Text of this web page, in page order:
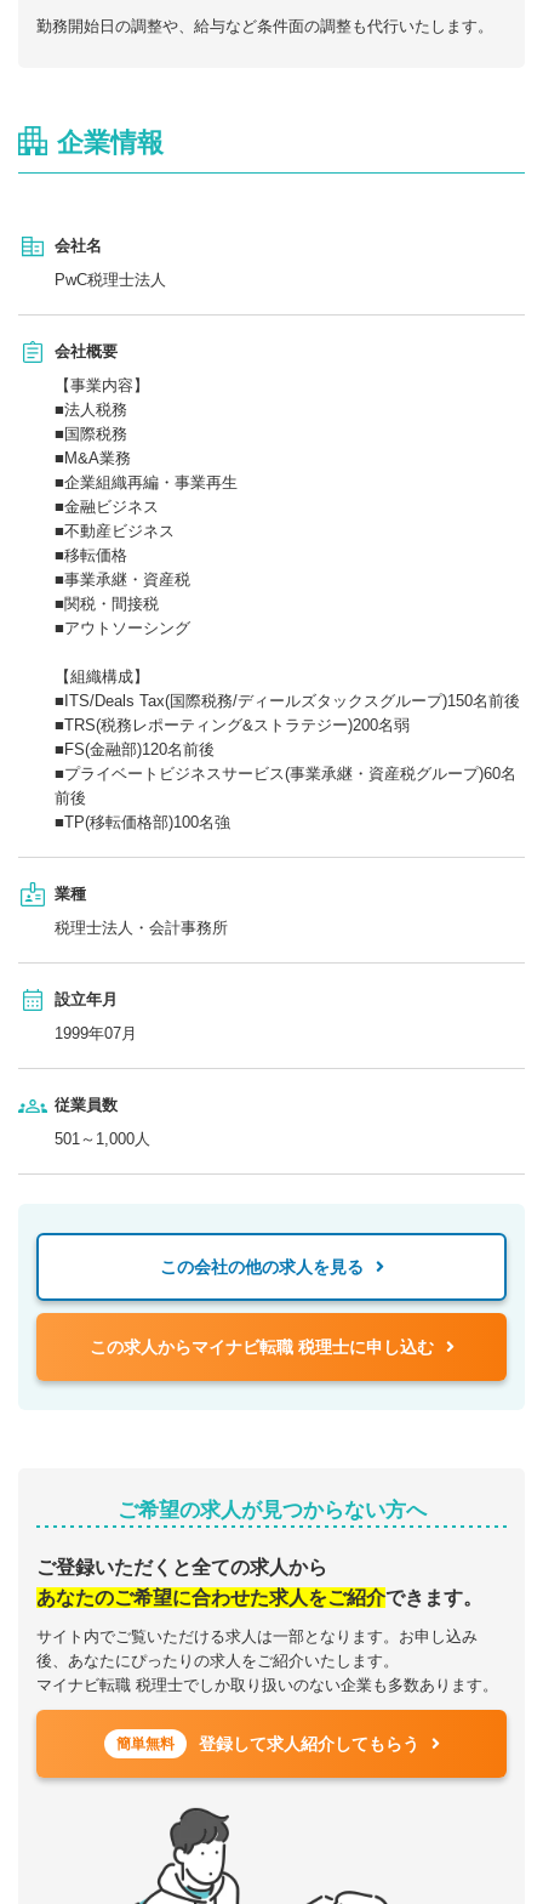
勤務開始日の調整や、給与など条件面の調整も代行いたします。
企業情報
会社名
PwC税理士法人
会社概要
【事業内容】
■法人税務
■国際税務
■M&A業務
■企業組織再編・事業再生
■金融ビジネス
■不動産ビジネス
■移転価格
■事業承継・資産税
■関税・間接税
■アウトソーシング
【組織構成】
■ITS/Deals Tax(国際税務/ディールズタックスグループ)150名前後
■TRS(税務レポーティング&ストラテジー)200名弱
■FS(金融部)120名前後
■プライベートビジネスサービス(事業承継・資産税グループ)60名
前後
■TP(移転価格部)100名強
業種
税理士法人・会計事務所
設立年月
1999年07月
従業員数
501～1,000人
この会社の他の求人を見る
この求人からマイナビ転職 税理士に申し込む
ご希望の求人が見つからない方へ
ご登録いただくと全ての求人から
あなたのご希望に合わせた求人をご紹介できます。
サイト内でご覧いただける求人は一部となります。お申し込み
後、あなたにぴったりの求人をご紹介いたします。
マイナビ転職 税理士でしか取り扱いのない企業も多数あります。
簡単無料 登録して求人紹介してもらう